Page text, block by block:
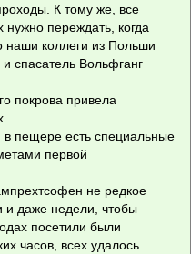
К тому же, все
нужно переждать, когда
коллеги из Польши
спасатель Вольфганг
покрова привела
в пещере есть специальные
первой
не редкое
и даже недели, чтобы
посетили были
часов, всех удалось